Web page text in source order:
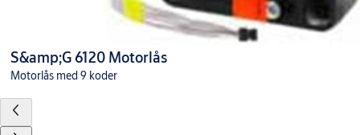
S&amp;G 6120 Motorlås
Motorlås med 9 koder